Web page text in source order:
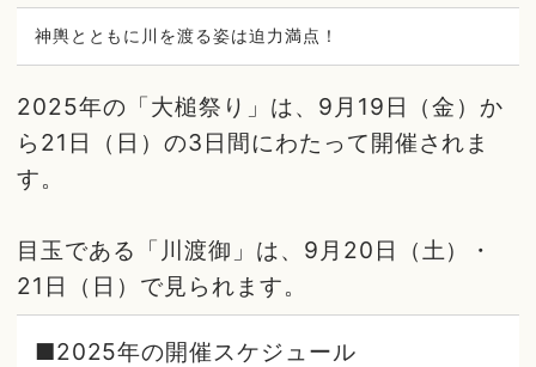
神輿とともに川を渡る姿は迫力満点！
2025年の「大槌祭り」は、9月19日（金）か
ら21日（日）の3日間にわたって開催されま
す。
目玉である「川渡御」は、9月20日（土）・
21日（日）で見られます。
■2025年の開催スケジュール